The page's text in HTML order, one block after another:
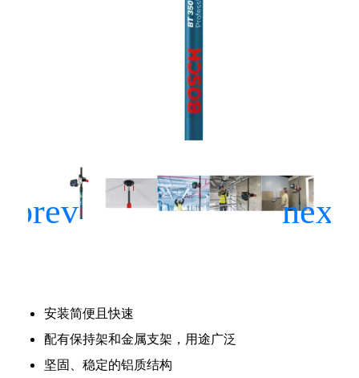
安装简便且快速
配有保持架和金属支架，用途广泛
坚固、稳定的铝质结构